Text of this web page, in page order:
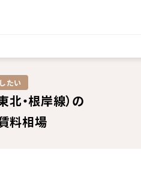
たい
北・根岸線）の
料相場